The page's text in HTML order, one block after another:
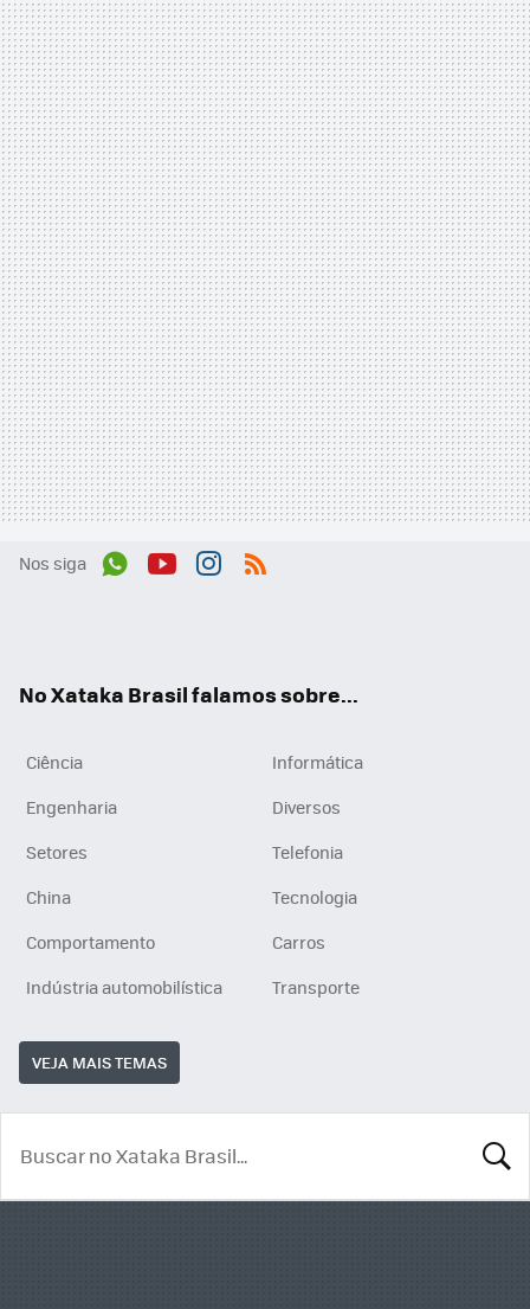
Nos siga
No Xataka Brasil falamos sobre...
Ciência
Informática
Engenharia
Diversos
Setores
Telefonia
China
Tecnologia
Comportamento
Carros
Indústria automobilística
Transporte
VEJA MAIS TEMAS